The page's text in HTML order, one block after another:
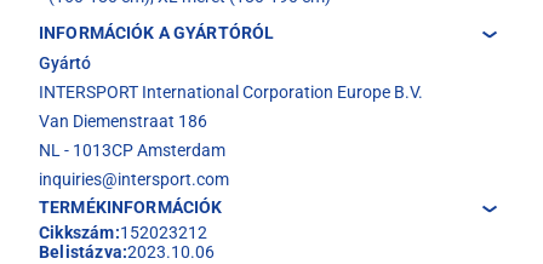
INFORMÁCIÓK A GYÁRTÓRÓL
Gyártó
INTERSPORT International Corporation Europe B.V.
Van Diemenstraat 186
NL - 1013CP Amsterdam
inquiries@intersport.com
TERMÉKINFORMÁCIÓK
Cikkszám:152023212
Belistázva:2023.10.06